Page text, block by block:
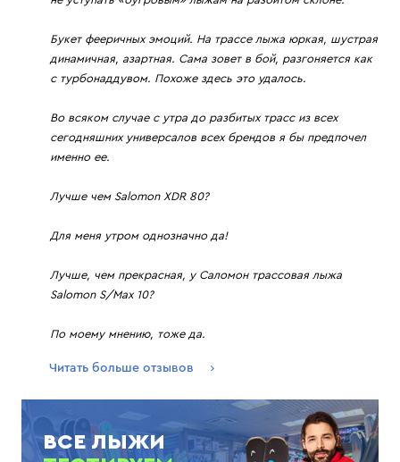
Букет фееричных эмоций. На трассе лыжа юркая, шустрая
динамичная, азартная. Сама зовет в бой, разгоняется как
с турбонаддувом. Похоже здесь это удалось.
Во всяком случае с утра до разбитых трасс из всех
сегодняшних универсалов всех брендов я бы предпочел
именно ее.
Лучше чем Salomon XDR 80?
Для меня утром однозначно да!
Лучше, чем прекрасная, у Саломон трассовая лыжа
Salomon S/Max 10?
По моему мнению, тоже да.
Читать больше отзывов
ВСЕ ЛЫЖИ